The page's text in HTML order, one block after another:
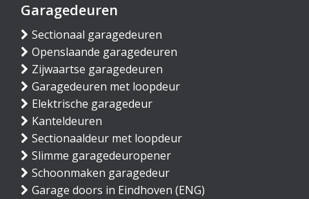
Garagedeuren
Sectionaal garagedeuren
Openslaande garagedeuren
Zijwaartse garagedeuren
Garagedeuren met loopdeur
Elektrische garagedeur
Kanteldeuren
Sectionaaldeur met loopdeur
Slimme garagedeuropener
Schoonmaken garagedeur
Garage doors in Eindhoven (ENG)